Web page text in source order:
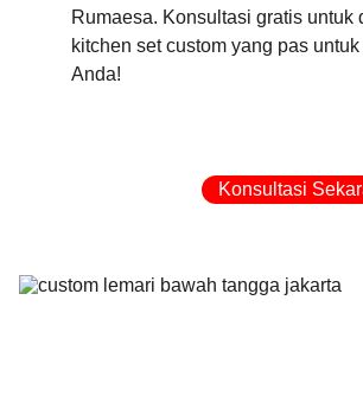
Rumaesa. Konsultasi gratis untuk
kitchen set custom yang pas untuk
Anda!
Konsultasi